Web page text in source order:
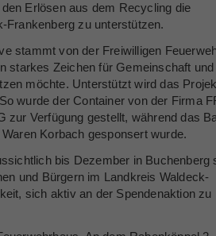
Erlösen aus dem Recycling die
Frankenberg zu unterstützen.
stammt von der Freiwilligen
starkes Zeichen für Gemeinschaft und
möchte. Unterstützt wird das
wurde der Container von der Firma
zur Verfügung gestellt, während das
Korbach gesponsert wurde.
bis Dezember in Buchenberg
und Bürgern im Landkreis Waldeck-
sich aktiv an der Spendenaktion zu